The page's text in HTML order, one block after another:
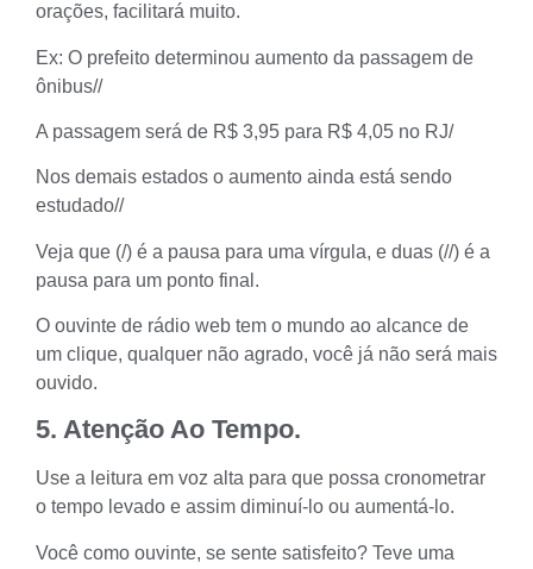
orações, facilitará muito.
Ex: O prefeito determinou aumento da passagem de
ônibus//
A passagem será de R$ 3,95 para R$ 4,05 no RJ/
Nos demais estados o aumento ainda está sendo
estudado//
Veja que (/) é a pausa para uma vírgula, e duas (//) é a
pausa para um ponto final.
O ouvinte de rádio web tem o mundo ao alcance de
um clique, qualquer não agrado, você já não será mais
ouvido.
5. Atenção Ao Tempo.
Use a leitura em voz alta para que possa cronometrar
o tempo levado e assim diminuí-lo ou aumentá-lo.
Você como ouvinte, se sente satisfeito? Teve uma